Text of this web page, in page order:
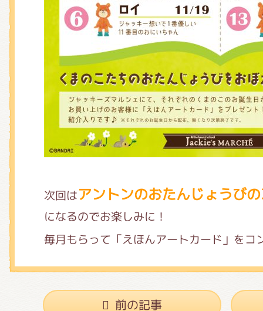
次回はアントンのおたんじょうび
になるのでお楽しみに！
毎月もらって「えほんアートカード」をコ
前の記事